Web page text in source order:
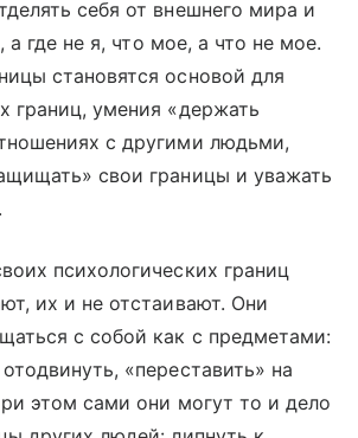
себя от внешнего мира и
а где не я, что мое, а что не мое.
становятся основой для
границ, умения «держать
с другими людьми,
свои границы и уважать
психологических границ
их и не отстаивают. Они
с собой как с предметами:
«переставить» на
этом сами они могут то и дело